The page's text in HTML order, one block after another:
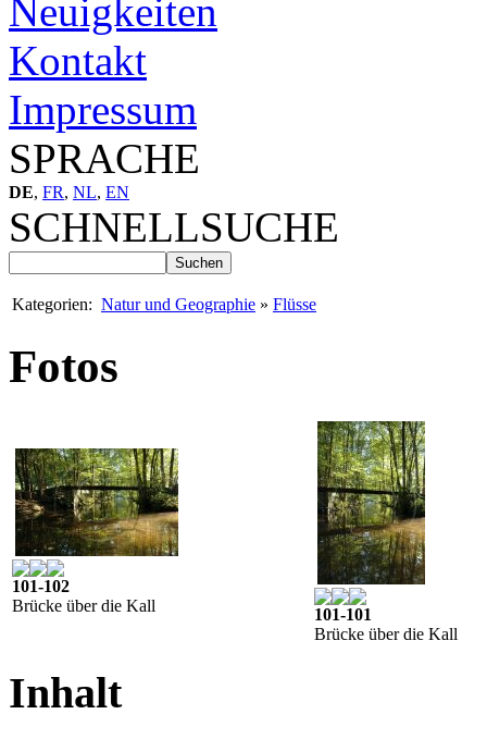
Neuigkeiten
Kontakt
Impressum
SPRACHE
DE, FR, NL, EN
SCHNELLSUCHE
Kategorien: Natur und Geographie » Flüsse
Fotos
101-102
Brücke über die Kall
101-101
Brücke über die Kall
Inhalt